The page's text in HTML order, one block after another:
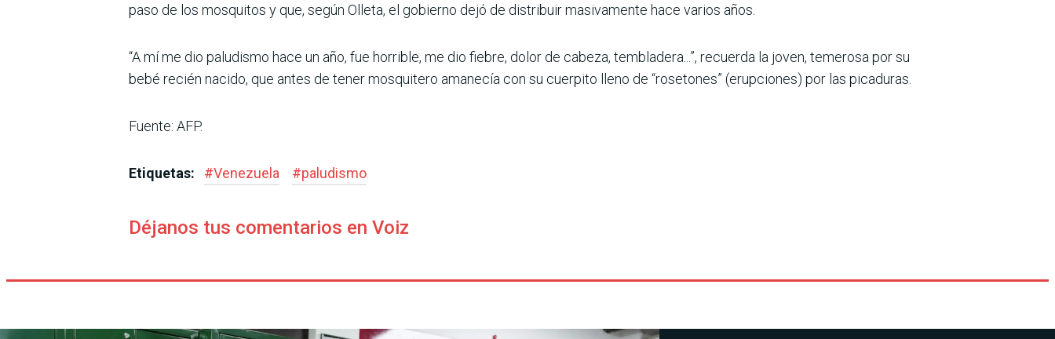
paso de los mosquitos y que, según Olleta, el gobierno dejó de distribuir masivamente hace varios años.
“A mí me dio paludismo hace un año, fue horrible, me dio fiebre, dolor de cabeza, tembladera...”, recuerda la joven, temerosa por su
bebé recién nacido, que antes de tener mosquitero amanecía con su cuerpito lleno de “rosetones” (erupciones) por las picaduras.
Fuente: AFP.
Etiquetas: #Venezuela #paludismo
Déjanos tus comentarios en Voiz